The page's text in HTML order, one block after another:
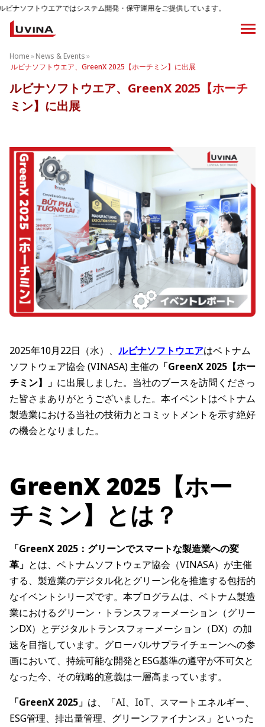
エアではシステム開発・保守運用をご提供しています。
Home»News & Events»
ルビナソフトウエア、GreenX 2025【ホーチミン】に出展
ルビナソフトウエア、GreenX 2025【ホーチ
ミン】に出展
2025年10月22日（水）、 ルビナソフトウエアはベトナム
ソフトウェア協会 (VINASA) 主催の 「GreenX 2025【ホー
チミン】」 に出展しました。当社のブースを訪問くださっ
た皆さまありがとうございました。本イベントはベトナム
製造業における当社の技術力とコミットメントを示す絶好
の機会となりました。
GreenX 2025【ホー
チミン】とは？
「GreenX 2025：グリーンでスマートな製造業への変
革」 とは、ベトナムソフトウェア協会（VINASA）が主催
する、製造業のデジタル化とグリーン化を推進する包括的
なイベントシリーズです。本プログラムは、ベトナム製造
業におけるグリーン・トランスフォーメーション（グリー
ンDX）とデジタルトランスフォーメーション（DX）の加
速を目指しています。グローバルサプライチェーンへの参
画において、持続可能な開発とESG基準の遵守が不可欠と
なった今、その戦略的意義は一層高まっています。
「GreenX 2025」 は、「AI、IoT、スマートエネルギー、
ESG管理、排出量管理、グリーンファイナンス」といった